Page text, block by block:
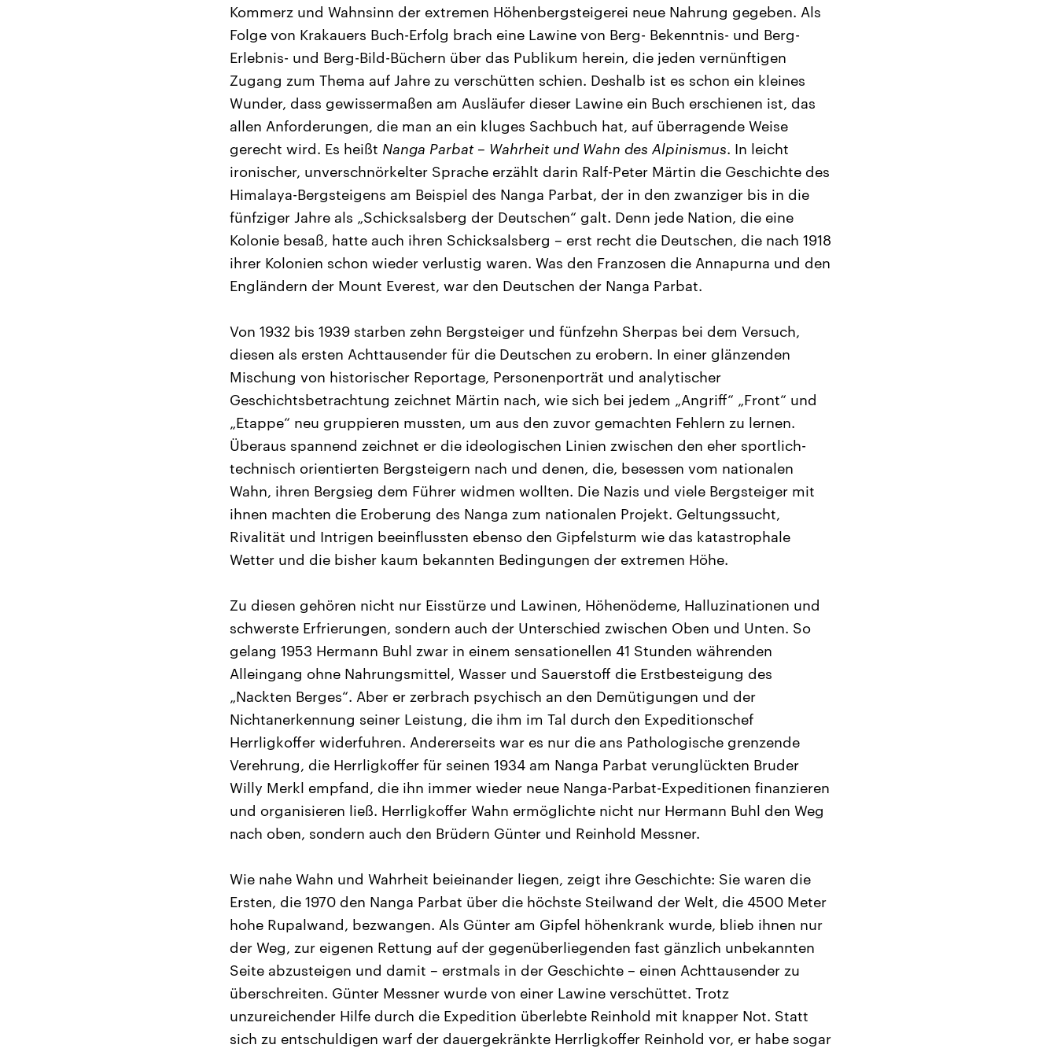
Kommerz und Wahnsinn der extremen Höhenbergsteigerei neue Nahrung gegeben. Als
Folge von Krakauers Buch-Erfolg brach eine Lawine von Berg- Bekenntnis- und Berg-
Erlebnis- und Berg-Bild-Büchern über das Publikum herein, die jeden vernünftigen
Zugang zum Thema auf Jahre zu verschütten schien. Deshalb ist es schon ein kleines
Wunder, dass gewissermaßen am Ausläufer dieser Lawine ein Buch erschienen ist, das
allen Anforderungen, die man an ein kluges Sachbuch hat, auf überragende Weise
gerecht wird. Es heißt Nanga Parbat – Wahrheit und Wahn des Alpinismus. In leicht
ironischer, unverschnörkelter Sprache erzählt darin Ralf-Peter Märtin die Geschichte des
Himalaya-Bergsteigens am Beispiel des Nanga Parbat, der in den zwanziger bis in die
fünfziger Jahre als „Schicksalsberg der Deutschen“ galt. Denn jede Nation, die eine
Kolonie besaß, hatte auch ihren Schicksalsberg – erst recht die Deutschen, die nach 1918
ihrer Kolonien schon wieder verlustig waren. Was den Franzosen die Annapurna und den
Engländern der Mount Everest, war den Deutschen der Nanga Parbat.
Von 1932 bis 1939 starben zehn Bergsteiger und fünfzehn Sherpas bei dem Versuch,
diesen als ersten Achttausender für die Deutschen zu erobern. In einer glänzenden
Mischung von historischer Reportage, Personenporträt und analytischer
Geschichtsbetrachtung zeichnet Märtin nach, wie sich bei jedem „Angriff“ „Front“ und
„Etappe“ neu gruppieren mussten, um aus den zuvor gemachten Fehlern zu lernen.
Überaus spannend zeichnet er die ideologischen Linien zwischen den eher sportlich-
technisch orientierten Bergsteigern nach und denen, die, besessen vom nationalen
Wahn, ihren Bergsieg dem Führer widmen wollten. Die Nazis und viele Bergsteiger mit
ihnen machten die Eroberung des Nanga zum nationalen Projekt. Geltungssucht,
Rivalität und Intrigen beeinflussten ebenso den Gipfelsturm wie das katastrophale
Wetter und die bisher kaum bekannten Bedingungen der extremen Höhe.
Zu diesen gehören nicht nur Eisstürze und Lawinen, Höhenödeme, Halluzinationen und
schwerste Erfrierungen, sondern auch der Unterschied zwischen Oben und Unten. So
gelang 1953 Hermann Buhl zwar in einem sensationellen 41 Stunden währenden
Alleingang ohne Nahrungsmittel, Wasser und Sauerstoff die Erstbesteigung des
„Nackten Berges“. Aber er zerbrach psychisch an den Demütigungen und der
Nichtanerkennung seiner Leistung, die ihm im Tal durch den Expeditionschef
Herrligkoffer widerfuhren. Andererseits war es nur die ans Pathologische grenzende
Verehrung, die Herrligkoffer für seinen 1934 am Nanga Parbat verunglückten Bruder
Willy Merkl empfand, die ihn immer wieder neue Nanga-Parbat-Expeditionen finanzieren
und organisieren ließ. Herrligkoffer Wahn ermöglichte nicht nur Hermann Buhl den Weg
nach oben, sondern auch den Brüdern Günter und Reinhold Messner.
Wie nahe Wahn und Wahrheit beieinander liegen, zeigt ihre Geschichte: Sie waren die
Ersten, die 1970 den Nanga Parbat über die höchste Steilwand der Welt, die 4500 Meter
hohe Rupalwand, bezwangen. Als Günter am Gipfel höhenkrank wurde, blieb ihnen nur
der Weg, zur eigenen Rettung auf der gegenüberliegenden fast gänzlich unbekannten
Seite abzusteigen und damit – erstmals in der Geschichte – einen Achttausender zu
überschreiten. Günter Messner wurde von einer Lawine verschüttet. Trotz
unzureichender Hilfe durch die Expedition überlebte Reinhold mit knapper Not. Statt
sich zu entschuldigen warf der dauergekränkte Herrligkoffer Reinhold vor, er habe sogar